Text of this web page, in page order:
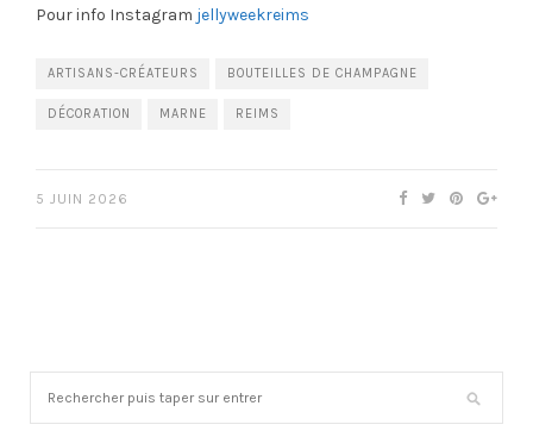
Pour info Instagram jellyweekreims
ARTISANS-CRÉATEURS BOUTEILLES DE CHAMPAGNE
DÉCORATION MARNE REIMS
5 JUIN 2026